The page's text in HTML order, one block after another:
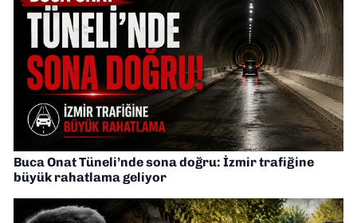
Buca Onat Tüneli’nde sona doğru: İzmir trafiğine
büyük rahatlama geliyor